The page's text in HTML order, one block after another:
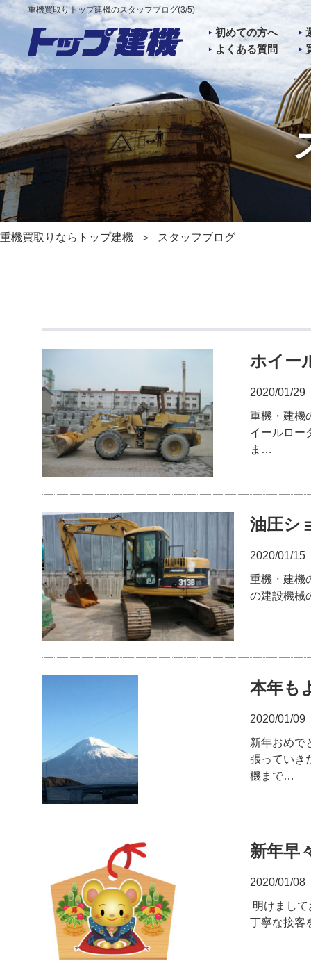
重機買取りトップ建機のスタッフブログ(3/5)
初めての方へ
よくある質問
重機買取りならトップ建機 スタッフブログ
ホイー
2020/01/29
重機・建機
イールロー
ま…
油圧シ
2020/01/15
重機・建機
の建設機械
本年も
2020/01/09
新年おめで
張っていき
機まで…
新年早
2020/01/08
明けまし
丁寧な接客